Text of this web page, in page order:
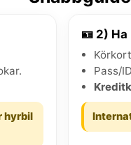
hyrbil
🪪 2)
Pass/ID